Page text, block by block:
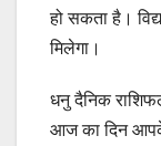
हो सकता है।
मिलेगा।
धनु दैनिक
आज का दिन आपके